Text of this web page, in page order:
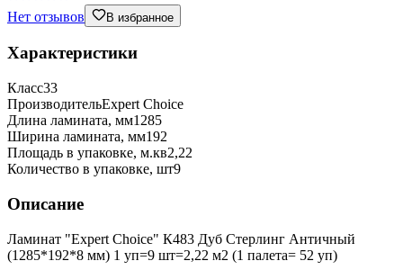
Нет отзывов В избранное
Характеристики
Класс33
ПроизводительExpert Choice
Длина ламината, мм1285
Ширина ламината, мм192
Площадь в упаковке, м.кв2,22
Количество в упаковке, шт9
Описание
Ламинат "Expert Choice" К483 Дуб Стерлинг Античный
(1285*192*8 мм) 1 уп=9 шт=2,22 м2 (1 палета= 52 уп)